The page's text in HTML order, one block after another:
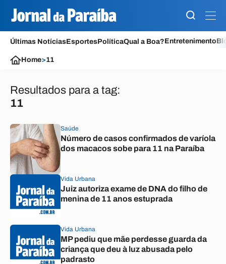
Últimas NotíciasEsportesPolíticaQual a Boa?Entretenimento
Home>11
Resultados para a tag:
11
Saúde
Número de casos confirmados de varíola
dos macacos sobe para 11 na Paraíba
Vida Urbana
Juiz autoriza exame de DNA do filho de
menina de 11 anos estuprada
Vida Urbana
MP pediu que mãe perdesse guarda da
criança que deu à luz abusada pelo
padrasto